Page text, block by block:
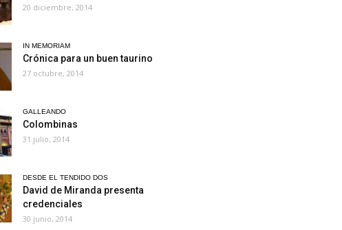
20 diciembre, 2014
IN MEMORIAM
Crónica para un buen taurino
27 octubre, 2014
GALLEANDO
Colombinas
31 julio, 2014
DESDE EL TENDIDO DOS
David de Miranda presenta
credenciales
30 junio, 2014